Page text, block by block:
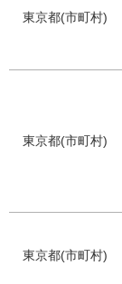
東京都(市町村)
東京都(市町村)
東京都(市町村)